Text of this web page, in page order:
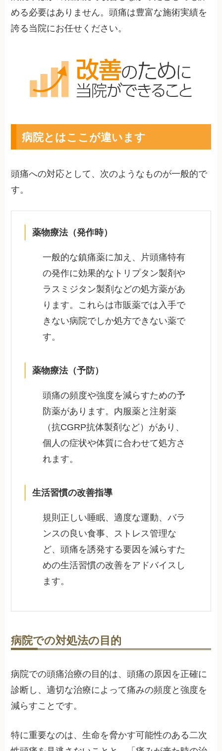
める必要はありません。頭痛は豊富な施術実績を
誇る当院にお任せください。
病院とはここが違います
頭痛への対応として、次のようなものが一般的で
す。
薬物療法（発作時）
一般的な鎮痛薬に加え、片頭痛特有
の発作に効果的なトリプタン製剤や
ラスミジタン製剤などの処方薬があ
ります。これらは市販薬では入手で
きない病院でしか処方できない薬で
す。
薬物療法（予防）
頭痛の頻度や強度を減らすための予
防薬があります。内服薬と注射薬
（抗CGRP抗体製剤など）があり、
個人の症状や体質に合わせて処方さ
れます。
生活習慣の改善指導
規則正しい睡眠、適度な運動、バラ
ンスの良い食事、ストレス管理な
ど、頭痛を誘発する要因を減らすた
めの生活習慣の改善をアドバイスし
ます。
病院での対処法の目的
病院での頭痛治療の目的は、頭痛の原因を正確に
診断し、適切な治療によって痛みの頻度と強度を
減らすことです。
特に重要なのは、生命を脅かす可能性のある二次